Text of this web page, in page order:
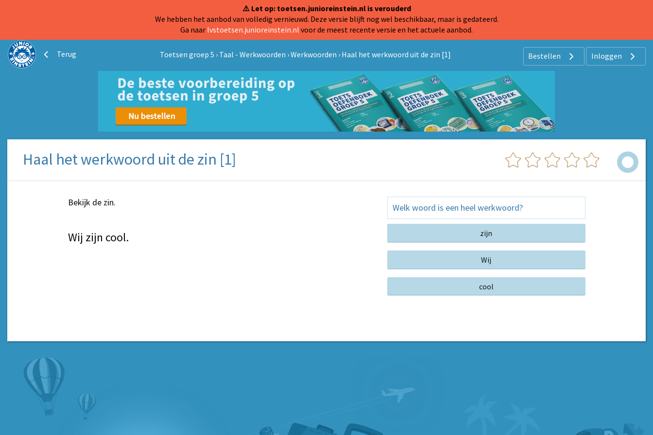
⚠️ Let op: toetsen.junioreinstein.nl is verouderd
We hebben het aanbod van volledig vernieuwd. Deze versie blijft nog wel beschikbaar, maar is gedateerd.
Ga naar lvstoetsen.junioreinstein.nl voor de meest recente versie en het actuele aanbod.
Terug Toetsen groep 5 › Taal - Werkwoorden ›Werkwoorden › Haal het werkwoord uit de zin [1] Bestellen Inloggen
Haal het werkwoord uit de zin [1]
Bekijk de zin.
Wij zijn cool.
Welk woord is een heel werkwoord?
zijn
Wij
cool